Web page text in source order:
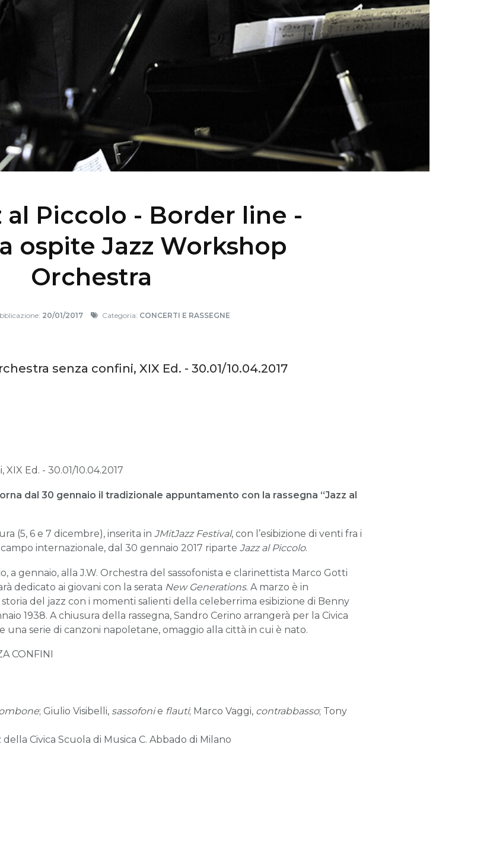
al Piccolo - Border line -
ospite Jazz Workshop
Orchestra
20/01/2017 Categoria: CONCERTI E RASSEGNE
senza confini, XIX Ed. - 30.01/10.04.2017
Ed. - 30.01/10.04.2017
dal 30 gennaio il tradizionale appuntamento con la rassegna “Jazz al
(5, 6 e 7 dicembre), inserita in JMitJazz Festival, con l’esibizione di venti fra i
internazionale, dal 30 gennaio 2017 riparte Jazz al Piccolo.
a gennaio, alla J.W. Orchestra del sassofonista e clarinettista Marco Gotti
dedicato ai giovani con la serata New Generations. A marzo è in
del jazz con i momenti salienti della celeberrima esibizione di Benny
1938. A chiusura della rassegna, Sandro Cerino arrangerà per la Civica
una serie di canzoni napoletane, omaggio alla città in cui è nato.
CONFINI
; Giulio Visibelli, sassofonie flauti; Marco Vaggi, contrabbasso; Tony
Civica Scuola di Musica C. Abbado di Milano